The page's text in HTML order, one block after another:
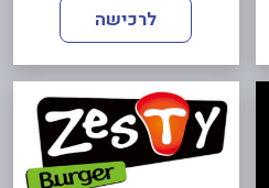
לרכישה